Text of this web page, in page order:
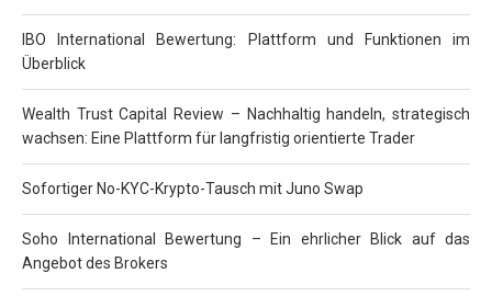
IBO International Bewertung: Plattform und Funktionen im
Überblick
Wealth Trust Capital Review – Nachhaltig handeln, strategisch
wachsen: Eine Plattform für langfristig orientierte Trader
Sofortiger No-KYC-Krypto-Tausch mit Juno Swap
Soho International Bewertung – Ein ehrlicher Blick auf das
Angebot des Brokers